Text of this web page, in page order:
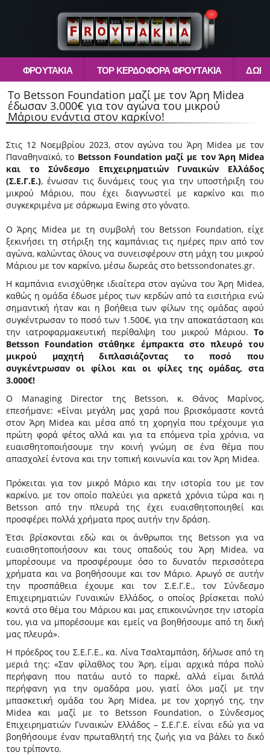
ΦΡΟΥΤΆΚΙΑ TOP ΚΕΡΔΟΦΌΡΑ ΦΡΟΥΤΆΚΙΑ
To Betsson Foundation μαζί με τον Άρη Midea
έδωσαν 3.000€ για τον αγώνα του μικρού
Μάριου ενάντια στον καρκίνο!
Στις 12 Νοεμβρίου 2023, στον αγώνα του Άρη Midea με τον
Παναθηναϊκό, το Betsson Foundationμαζί με τον Άρη Midea
και τοΣύνδεσμο Επιχειρηματιών Γυναικών Ελλάδος
(Σ.Ε.Γ.Ε.), ένωσαν τις δυνάμεις τους για την υποστήριξη του
μικρού Μάριου, που έχει διαγνωστεί με καρκίνο και πιο
συγκεκριμένα με σάρκωμα Ewing στο γόνατο.
Ο Άρης Midea με τη συμβολή του Betsson Foundation, είχε
ξεκινήσει τη στήριξη της καμπάνιας τις ημέρες πριν από τον
αγώνα, καλώντας όλους να συνεισφέρουν στη μάχη του μικρού
Μάριου με τον καρκίνο, μέσω δωρεάς στο betssondonates.gr.
Η καμπάνια ενισχύθηκε ιδιαίτερα στον αγώνα του Άρη Midea,
καθώς η ομάδα έδωσε μέρος των κερδών από τα εισιτήρια ενώ
σημαντική ήταν και η βοήθεια των φίλων της ομάδας αφού
συγκέντρωσαν το ποσό των 1.500€, για την αποκατάσταση και
την ιατροφαρμακευτική περίθαλψη του μικρού Μάριου. Το
Betsson Foundation στάθηκε έμπρακτα στο πλευρό του
μικρού μαχητή διπλασιάζοντας το ποσό που
συγκέντρωσαν οι φίλοι και οι φίλες της ομάδας, στα
3.000€!
Ο Managing Director της Betsson, κ. Θάνος Μαρίνος,
επεσήμανε: «Είναι μεγάλη μας χαρά που βρισκόμαστε κοντά
στον Άρη Midea και μέσα από τη χορηγία που τρέχουμε για
πρώτη φορά φέτος αλλά και για τα επόμενα τρία χρόνια, να
ευαισθητοποιήσουμε την κοινή γνώμη σε ένα θέμα που
απασχολεί έντονα και την τοπική κοινωνία και τον Άρη Midea.
Πρόκειται για τον μικρό Μάριο και την ιστορία του με τον
καρκίνο, με τον οποίο παλεύει για αρκετά χρόνια τώρα και η
Betsson από την πλευρά της έχει ευαισθητοποιηθεί και
προσφέρει πολλά χρήματα προς αυτήν την δράση.
Έτσι βρίσκονται εδώ και οι άνθρωποι της Betsson για να
ευαισθητοποιήσουν και τους οπαδούς του Άρη Midea, να
μπορέσουμε να προσφέρουμε όσο το δυνατόν περισσότερα
χρήματα και να βοηθήσουμε και τον Μάριο. Αρωγό σε αυτήν
την προσπάθεια έχουμε και τον Σ.Ε.Γ.Ε., τον Σύνδεσμο
Επιχειρηματιών Γυναικών Ελλάδος, ο οποίος βρίσκεται πολύ
κοντά στο θέμα του Μάριου και μας επικοινώνησε την ιστορία
του, για να μπορέσουμε και εμείς να βοηθήσουμε από τη δική
μας πλευρά».
Η πρόεδρος του Σ.Ε.Γ.Ε., κα. Λίνα Τσαλταμπάση, δήλωσε από τη
μεριά της: «Σαν φίλαθλος του Άρη, είμαι αρχικά πάρα πολύ
περήφανη που πατάω αυτό το παρκέ, αλλά είμαι διπλά
περήφανη για την ομαδάρα μου, γιατί όλοι μαζί με την
μπασκετική ομάδα του Άρη Midea, με τον χορηγό της, την
Midea και μαζί με το Betsson Foundation, ο Σύνδεσμος
Επιχειρηματιών Γυναικών Ελλάδος – Σ.Ε.Γ.Ε. είναι εδώ για να
βοηθήσουμε έναν πρωταθλητή της ζωής για να βάλει το δικό
του τρίποντο.